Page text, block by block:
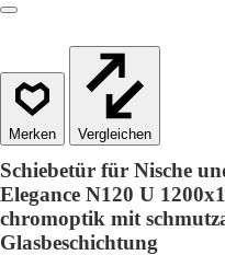
Vergleichen
Schiebetür für Nische
Elegance N120 U
chromoptik mit
Glasbeschichtung